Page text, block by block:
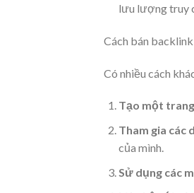
lưu lượng truy
Cách bán backlink
Có nhiều cách
Tạo một
Tham gia các
của mình.
Sử dụng các